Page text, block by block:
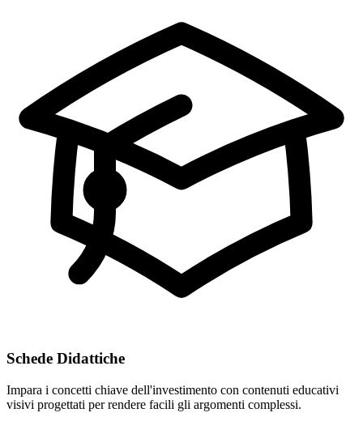
Schede Didattiche
Impara i concetti chiave dell'investimento con contenuti educativi
visivi progettati per rendere facili gli argomenti complessi.